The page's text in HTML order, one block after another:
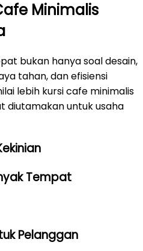
Minimalis
bukan hanya soal desain,
tahan, dan efisiensi
lebih kursi cafe minimalis
diutamakan untuk usaha
Tempat
Pelanggan